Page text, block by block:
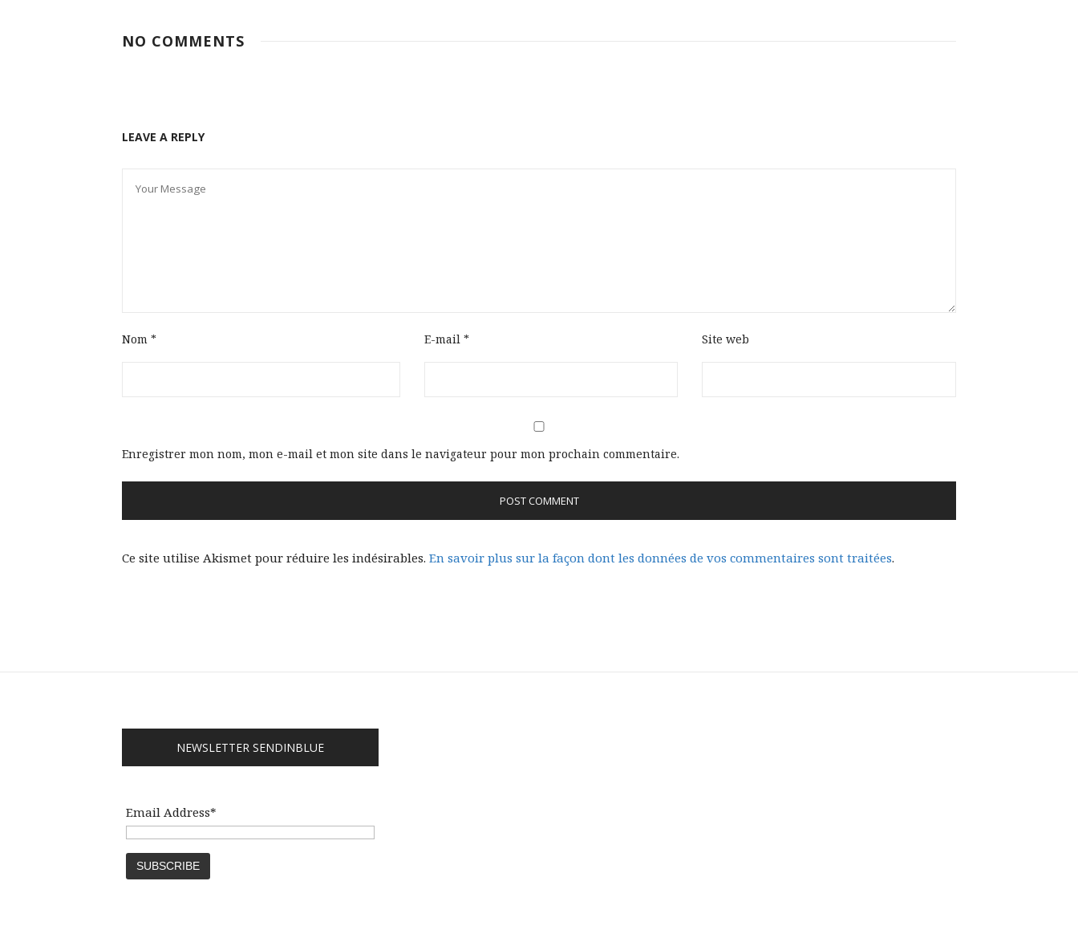
NO COMMENTS
LEAVE A REPLY
Nom * E-mail * Site web
Enregistrer mon nom, mon e-mail et mon site dans le navigateur pour mon prochain commentaire.
Ce site utilise Akismet pour réduire les indésirables. En savoir plus sur la façon dont les données de vos commentaires sont traitées.
NEWSLETTER SENDINBLUE
Email Address*